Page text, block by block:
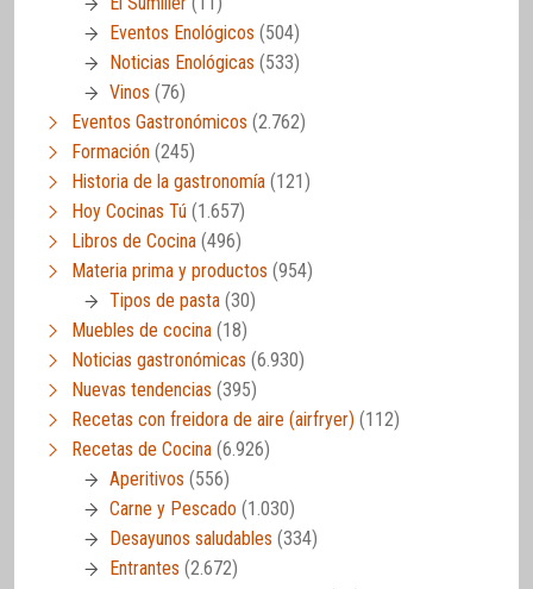
Eventos Enológicos (504)
Noticias Enológicas (533)
Vinos (76)
Eventos Gastronómicos (2.762)
Formación (245)
Historia de la gastronomía (121)
Hoy Cocinas Tú (1.657)
Libros de Cocina (496)
Materia prima y productos (954)
Tipos de pasta (30)
Muebles de cocina (18)
Noticias gastronómicas (6.930)
Nuevas tendencias (395)
Recetas con freidora de aire (airfryer) (112)
Recetas de Cocina (6.926)
Aperitivos (556)
Carne y Pescado (1.030)
Desayunos saludables (334)
Entrantes (2.672)